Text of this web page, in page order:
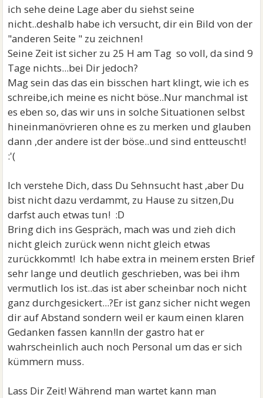
ich sehe deine Lage aber du siehst seine
nicht..deshalb habe ich versucht, dir ein Bild von der
"anderen Seite " zu zeichnen!
Seine Zeit ist sicher zu 25 H am Tag so voll, da sind 9
Tage nichts...bei Dir jedoch?
Mag sein das das ein bisschen hart klingt, wie ich es
schreibe,ich meine es nicht böse..Nur manchmal ist
es eben so, das wir uns in solche Situationen selbst
hineinmanövrieren ohne es zu merken und glauben
dann ,der andere ist der böse..und sind entteuscht!
:'(
Ich verstehe Dich, dass Du Sehnsucht hast ,aber Du
bist nicht dazu verdammt, zu Hause zu sitzen,Du
darfst auch etwas tun! :D
Bring dich ins Gespräch, mach was und zieh dich
nicht gleich zurück wenn nicht gleich etwas
zurückkommt! Ich habe extra in meinem ersten Brief
sehr lange und deutlich geschrieben, was bei ihm
vermutlich los ist..das ist aber scheinbar noch nicht
ganz durchgesickert...?Er ist ganz sicher nicht wegen
dir auf Abstand sondern weil er kaum einen klaren
Gedanken fassen kann!In der gastro hat er
wahrscheinlich auch noch Personal um das er sich
kümmern muss.
Lass Dir Zeit! Während man wartet kann man